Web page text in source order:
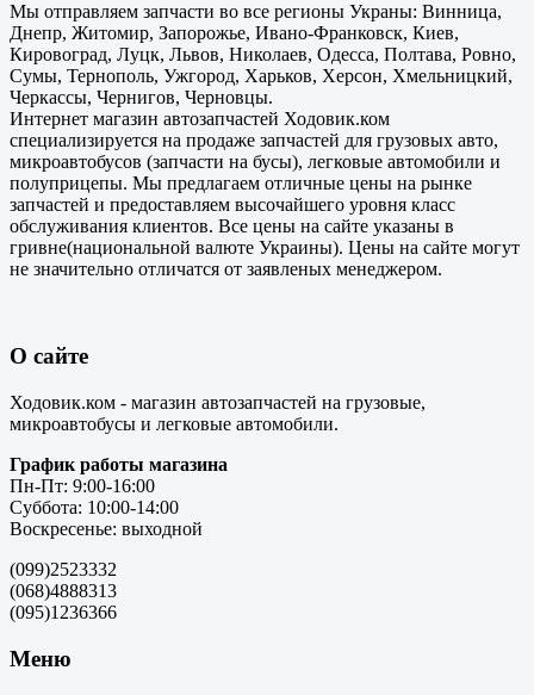
Мы отправляем запчасти во все регионы Украны: Винница,
Днепр, Житомир, Запорожье, Ивано-Франковск, Киев,
Кировоград, Луцк, Львов, Николаев, Одесса, Полтава, Ровно,
Сумы, Тернополь, Ужгород, Харьков, Херсон, Хмельницкий,
Черкассы, Чернигов, Черновцы.
Интернет магазин автозапчастей Ходовик.ком
специализируется на продаже запчастей для грузовых авто,
микроавтобусов (запчасти на бусы), легковые автомобили и
полуприцепы. Мы предлагаем отличные цены на рынке
запчастей и предоставляем высочайшего уровня класс
обслуживания клиентов. Все цены на сайте указаны в
гривне(национальной валюте Украины). Цены на сайте могут
не значительно отличатся от заявленых менеджером.
О сайте
Ходовик.ком - магазин автозапчастей на грузовые,
микроавтобусы и легковые автомобили.
График работы магазина
Пн-Пт: 9:00-16:00
Суббота: 10:00-14:00
Воскресенье: выходной
(099)2523332
(068)4888313
(095)1236366
Меню